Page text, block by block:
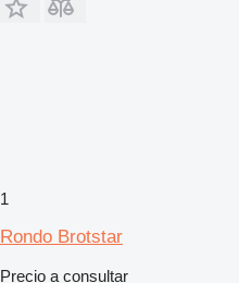
1
Rondo Brotstar
Precio a consultar